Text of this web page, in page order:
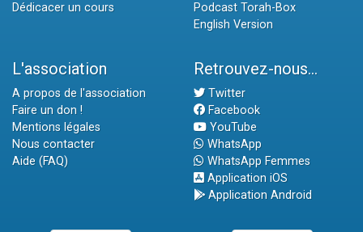
Dédicacer un cours
Podcast Torah-Box
English Version
L'association
A propos de l'association
Faire un don !
Mentions légales
Nous contacter
Aide (FAQ)
Retrouvez-nous...
Twitter
Facebook
YouTube
WhatsApp
WhatsApp Femmes
Application iOS
Application Android